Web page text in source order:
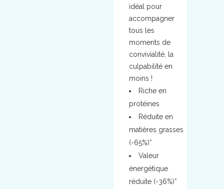
idéal pour
accompagner
tous les
moments de
convivialité, la
culpabilité en
moins !
Riche en
protéines
Réduite en
matières grasses
(-65%)*
Valeur
énergétique
réduite (-36%)*